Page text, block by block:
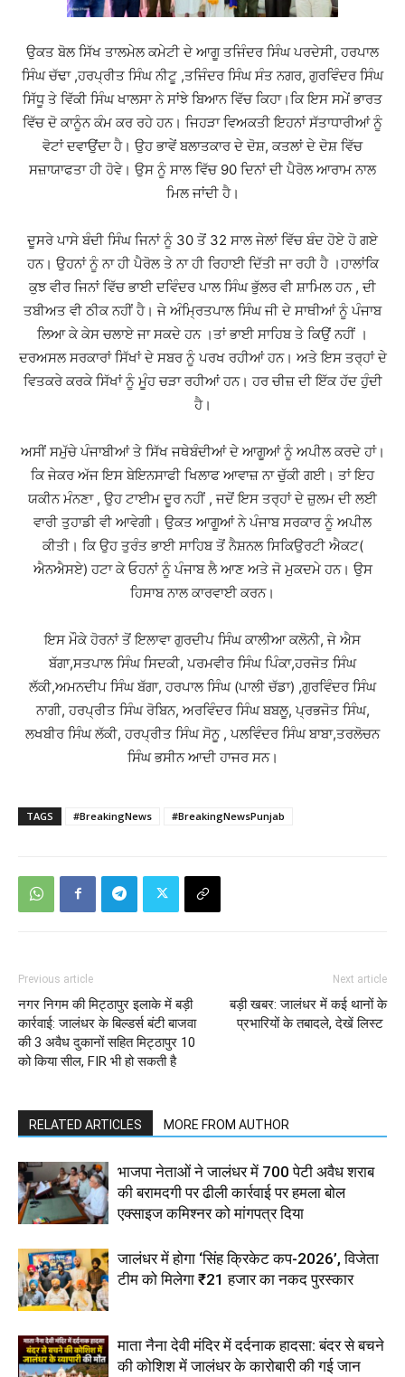
ਉਕਤ ਬੋਲ ਸਿੱਖ ਤਾਲਮੇਲ ਕਮੇਟੀ ਦੇ ਆਗੂ ਤਜਿੰਦਰ ਸਿੰਘ ਪਰਦੇਸੀ, ਹਰਪਾਲ
ਸਿੰਘ ਚੱਢਾ ,ਹਰਪ੍ਰੀਤ ਸਿੰਘ ਨੀਟੂ ,ਤਜਿੰਦਰ ਸਿੰਘ ਸੰਤ ਨਗਰ, ਗੁਰਵਿੰਦਰ ਸਿੰਘ
ਸਿੱਧੂ ਤੇ ਵਿੱਕੀ ਸਿੰਘ ਖਾਲਸਾ ਨੇ ਸਾਂਝੇ ਬਿਆਨ ਵਿੱਚ ਕਿਹਾ।ਕਿ ਇਸ ਸਮੇਂ ਭਾਰਤ
ਵਿੱਚ ਦੋ ਕਾਨੂੰਨ ਕੰਮ ਕਰ ਰਹੇ ਹਨ। ਜਿਹੜਾ ਵਿਅਕਤੀ ਇਹਨਾਂ ਸੱਤਾਧਾਰੀਆਂ ਨੂੰ
ਵੋਟਾਂ ਦਵਾਉਂਦਾ ਹੈ। ਉਹ ਭਾਵੇਂ ਬਲਾਤਕਾਰ ਦੇ ਦੋਸ਼, ਕਤਲਾਂ ਦੇ ਦੋਸ਼ ਵਿੱਚ
ਸਜ਼ਾਯਾਫਤਾ ਹੀ ਹੋਵੇ। ਉਸ ਨੂੰ ਸਾਲ ਵਿੱਚ 90 ਦਿਨਾਂ ਦੀ ਪੈਰੋਲ ਆਰਾਮ ਨਾਲ
ਮਿਲ ਜਾਂਦੀ ਹੈ।
ਦੂਸਰੇ ਪਾਸੇ ਬੰਦੀ ਸਿੰਘ ਜਿਨਾਂ ਨੂੰ 30 ਤੋਂ 32 ਸਾਲ ਜੇਲਾਂ ਵਿੱਚ ਬੰਦ ਹੋਏ ਹੋ ਗਏ
ਹਨ। ਉਹਨਾਂ ਨੂੰ ਨਾ ਹੀ ਪੈਰੋਲ ਤੇ ਨਾ ਹੀ ਰਿਹਾਈ ਦਿੱਤੀ ਜਾ ਰਹੀ ਹੈ ।ਹਾਲਾਂਕਿ
ਕੁਝ ਵੀਰ ਜਿਨਾਂ ਵਿੱਚ ਭਾਈ ਦਵਿੰਦਰ ਪਾਲ ਸਿੰਘ ਭੁੱਲਰ ਵੀ ਸ਼ਾਮਿਲ ਹਨ , ਦੀ
ਤਬੀਅਤ ਵੀ ਠੀਕ ਨਹੀਂ ਹੈ। ਜੇ ਅੰਮ੍ਰਿਤਪਾਲ ਸਿੰਘ ਜੀ ਦੇ ਸਾਥੀਆਂ ਨੂੰ ਪੰਜਾਬ
ਲਿਆ ਕੇ ਕੇਸ ਚਲਾਏ ਜਾ ਸਕਦੇ ਹਨ ।ਤਾਂ ਭਾਈ ਸਾਹਿਬ ਤੇ ਕਿਉਂ ਨਹੀਂ ।
ਦਰਅਸਲ ਸਰਕਾਰਾਂ ਸਿੱਖਾਂ ਦੇ ਸਬਰ ਨੂੰ ਪਰਖ ਰਹੀਆਂ ਹਨ। ਅਤੇ ਇਸ ਤਰ੍ਹਾਂ ਦੇ
ਵਿਤਕਰੇ ਕਰਕੇ ਸਿੱਖਾਂ ਨੂੰ ਮੂੰਹ ਚੜਾ ਰਹੀਆਂ ਹਨ। ਹਰ ਚੀਜ਼ ਦੀ ਇੱਕ ਹੱਦ ਹੁੰਦੀ
ਹੈ।
ਅਸੀਂ ਸਮੁੱਚੇ ਪੰਜਾਬੀਆਂ ਤੇ ਸਿੱਖ ਜਥੇਬੰਦੀਆਂ ਦੇ ਆਗੂਆਂ ਨੂੰ ਅਪੀਲ ਕਰਦੇ ਹਾਂ।
ਕਿ ਜੇਕਰ ਅੱਜ ਇਸ ਬੇਇਨਸਾਫੀ ਖਿਲਾਫ ਆਵਾਜ਼ ਨਾ ਚੁੱਕੀ ਗਈ। ਤਾਂ ਇਹ
ਯਕੀਨ ਮੰਨਣਾ , ਉਹ ਟਾਈਮ ਦੂਰ ਨਹੀਂ , ਜਦੋਂ ਇਸ ਤਰ੍ਹਾਂ ਦੇ ਜ਼ੁਲਮ ਦੀ ਲਈ
ਵਾਰੀ ਤੁਹਾਡੀ ਵੀ ਆਵੇਗੀ। ਉਕਤ ਆਗੂਆਂ ਨੇ ਪੰਜਾਬ ਸਰਕਾਰ ਨੂੰ ਅਪੀਲ
ਕੀਤੀ। ਕਿ ਉਹ ਤੁਰੰਤ ਭਾਈ ਸਾਹਿਬ ਤੋਂ ਨੈਸ਼ਨਲ ਸਿਕਿਉਰਟੀ ਐਕਟ(
ਐਨਐਸਏ) ਹਟਾ ਕੇ ਓਹਨਾਂ ਨੂੰ ਪੰਜਾਬ ਲੈ ਆਣ ਅਤੇ ਜੋ ਮੁਕਦਮੇ ਹਨ। ਉਸ
ਹਿਸਾਬ ਨਾਲ ਕਾਰਵਾਈ ਕਰਨ।
ਇਸ ਮੌਕੇ ਹੋਰਨਾਂ ਤੋਂ ਇਲਾਵਾ ਗੁਰਦੀਪ ਸਿੰਘ ਕਾਲੀਆ ਕਲੋਨੀ, ਜੇ ਐਸ
ਬੱਗਾ,ਸਤਪਾਲ ਸਿੰਘ ਸਿਦਕੀ, ਪਰਮਵੀਰ ਸਿੰਘ ਪਿੰਕਾ,ਹਰਜੋਤ ਸਿੰਘ
ਲੱਕੀ,ਅਮਨਦੀਪ ਸਿੰਘ ਬੱਗਾ, ਹਰਪਾਲ ਸਿੰਘ (ਪਾਲੀ ਚੱਡਾ) ,ਗੁਰਵਿੰਦਰ ਸਿੰਘ
ਨਾਗੀ, ਹਰਪ੍ਰੀਤ ਸਿੰਘ ਰੋਬਿਨ, ਅਰਵਿੰਦਰ ਸਿੰਘ ਬਬਲੂ, ਪ੍ਰਭਜੋਤ ਸਿੰਘ,
ਲਖਬੀਰ ਸਿੰਘ ਲੱਕੀ, ਹਰਪ੍ਰੀਤ ਸਿੰਘ ਸੋਨੂ , ਪਲਵਿੰਦਰ ਸਿੰਘ ਬਾਬਾ,ਤਰਲੋਚਨ
ਸਿੰਘ ਭਸੀਨ ਆਦੀ ਹਾਜਰ ਸਨ।
TAGS #BreakingNews #BreakingNewsPunjab
Previous article
नगर निगम की मिट्ठापुर इलाके में बड़ी
कार्रवाई: जालंधर के बिल्डर्स बंटी बाजवा
की 3 अवैध दुकानों सहित मिट्ठापुर 10
को किया सील, FIR भी हो सकती है
Next article
बड़ी खबर: जालंधर में कई थानों के
प्रभारियों के तबादले, देखें लिस्ट
RELATED ARTICLES MORE FROM AUTHOR
भाजपा नेताओं ने जालंधर में 700 पेटी अवैध शराब
की बरामदगी पर ढीली कार्रवाई पर हमला बोल
एक्साइज कमिश्नर को मांगपत्र दिया
जालंधर में होगा ‘सिंह क्रिकेट कप-2026’, विजेता
टीम को मिलेगा ₹21 हजार का नकद पुरस्कार
माता नैना देवी मंदिर में दर्दनाक हादसा: बंदर से बचने
की कोशिश में जालंधर के कारोबारी की गई जान